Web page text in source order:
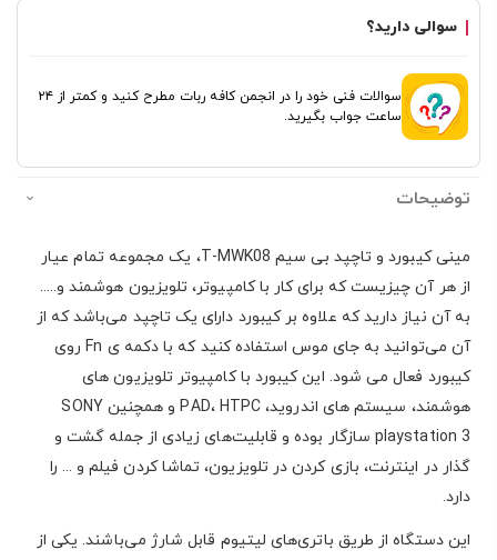
سوالی دارید؟
سوالات فنی خود را در انجمن کافه ربات مطرح کنید و کمتر از ۲۴
ساعت جواب بگیرید.
توضیحات
مینی کیبورد و تاچپد بی سیم T-MWK08، یک مجموعه تمام عیار
از هر آن چیزیست که برای کار با کامپیوتر، تلویزیون هوشمند و.....
به آن نیاز دارید که علاوه بر کیبورد دارای یک تاچپد می‌باشد که از
آن می‌توانید به جای موس استفاده کنید که با دکمه ی Fn روی
کیبورد فعال می شود. این کیبورد با کامپیوتر تلویزیون های
هوشمند، سیستم های اندروید، PAD، HTPC و همچنین SONY
playstation 3 سازگار بوده و قابلیت‌های زیادی از جمله گشت و
گذار در اینترنت، بازی کردن در تلویزیون، تماشا کردن فیلم و ... را
دارد.
این دستگاه از طریق باتری‌های لیتیوم قابل شارژ می‌باشند. یکی از